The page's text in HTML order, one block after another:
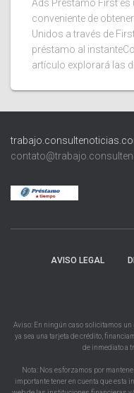
Ads Préstamo First
conveniente de
Unidos a través de
préstamo al
artículo explorará las
AVISO LEGAL
Aviso: En ningún caso solicitamos
ya sea una tarjeta de crédito,
de inmediato a
Nota: Nos esforzamos por
importante tener en cuenta que esta